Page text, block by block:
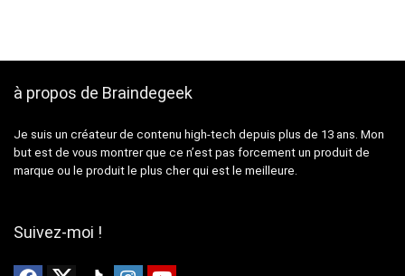
à propos de Braindegeek
Je suis un créateur de contenu high-tech depuis plus de 13 ans. Mon
but est de vous montrer que ce n’est pas forcement un produit de
marque ou le produit le plus cher qui est le meilleure.
Suivez-moi !